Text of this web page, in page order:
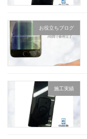
お役立ちブログ
施工実績